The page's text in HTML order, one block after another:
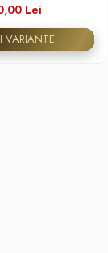
Lei
VARIANTE